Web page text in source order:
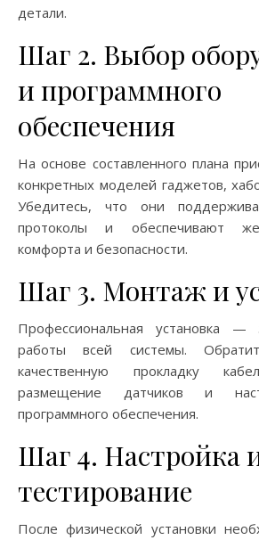
детали.
Шаг 2. Выбор
и программного
обеспечения
На основе составленного плана
конкретных моделей гаджетов,
Убедитесь, что они
протоколы и обеспечивают
комфорта и безопасности.
Шаг 3. Монтаж и
Профессиональная установка —
работы всей системы.
качественную прокладку
размещение датчиков и
программного обеспечения.
Шаг 4. Настройка
тестирование
После физической установки